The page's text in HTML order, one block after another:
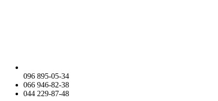
096 895-05-34
066 946-82-38
044 229-87-48